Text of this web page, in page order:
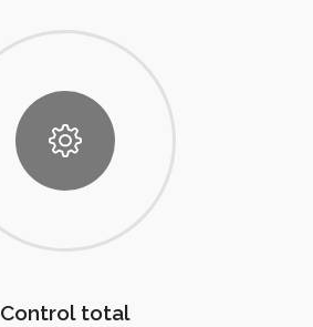
Control total